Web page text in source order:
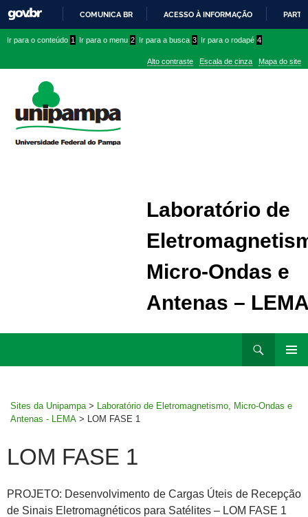
PARA
CONTEÚDO
COMUNICA BR ACESSO À INFORMAÇÃO
conteúdo
menu
superior
menu
Ir para o conteúdo 1 Ir para o menu 2 Ir para a busca 3 Ir para o rodapé 4
Alto contraste Escala de cinza Mapa do site
Laboratório de
Micro-Ondas e
Antenas –
Sites da Unipampa > Laboratório de Eletromagnetismo, Micro-Ondas e
Antenas - LEMA > LOM FASE 1
LOM FASE 1
PROJETO: Desenvolvimento de Cargas Úteis de Recepção
de Sinais Eletromagnéticos para Satélites – LOM FASE 1